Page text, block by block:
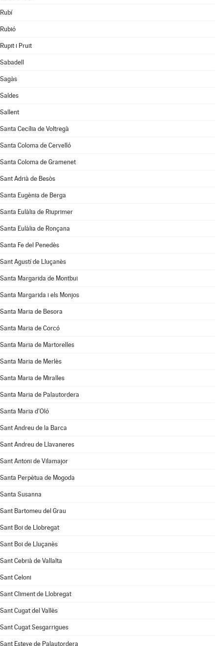
Rubí
Rubió
Rupit i Pruit
Sabadell
Sagàs
Saldes
Sallent
Santa Cecília de Voltregà
Santa Coloma de Cervelló
Santa Coloma de Gramenet
Sant Adrià de Besòs
Santa Eugènia de Berga
Santa Eulàlia de Riuprimer
Santa Eulàlia de Ronçana
Santa Fe del Penedès
Sant Agustí de Lluçanès
Santa Margarida de Montbui
Santa Margarida i els Monjos
Santa Maria de Besora
Santa Maria de Corcó
Santa Maria de Martorelles
Santa Maria de Merlès
Santa Maria de Miralles
Santa Maria de Palautordera
Santa Maria d'Oló
Sant Andreu de la Barca
Sant Andreu de Llavaneres
Sant Antoni de Vilamajor
Santa Perpètua de Mogoda
Santa Susanna
Sant Bartomeu del Grau
Sant Boi de Llobregat
Sant Boi de Lluçanès
Sant Cebrià de Vallalta
Sant Celoni
Sant Climent de Llobregat
Sant Cugat del Vallès
Sant Cugat Sesgarrigues
Sant Esteve de Palautordera